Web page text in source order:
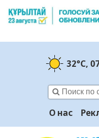
32°C,
О нас